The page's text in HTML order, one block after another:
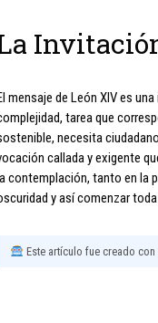
mensaje de León XIV es
tarea que
necesita
callada y exigente
contemplación, tanto en la
y así comenzar
Este artículo fue creado